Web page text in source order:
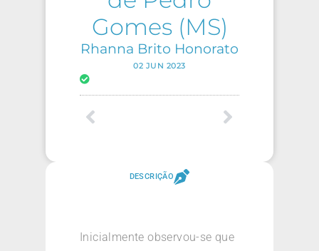
Gomes (MS)
Rhanna Brito Honorato
02 JUN 2023
DESCRIÇÃO
Inicialmente observou-se que